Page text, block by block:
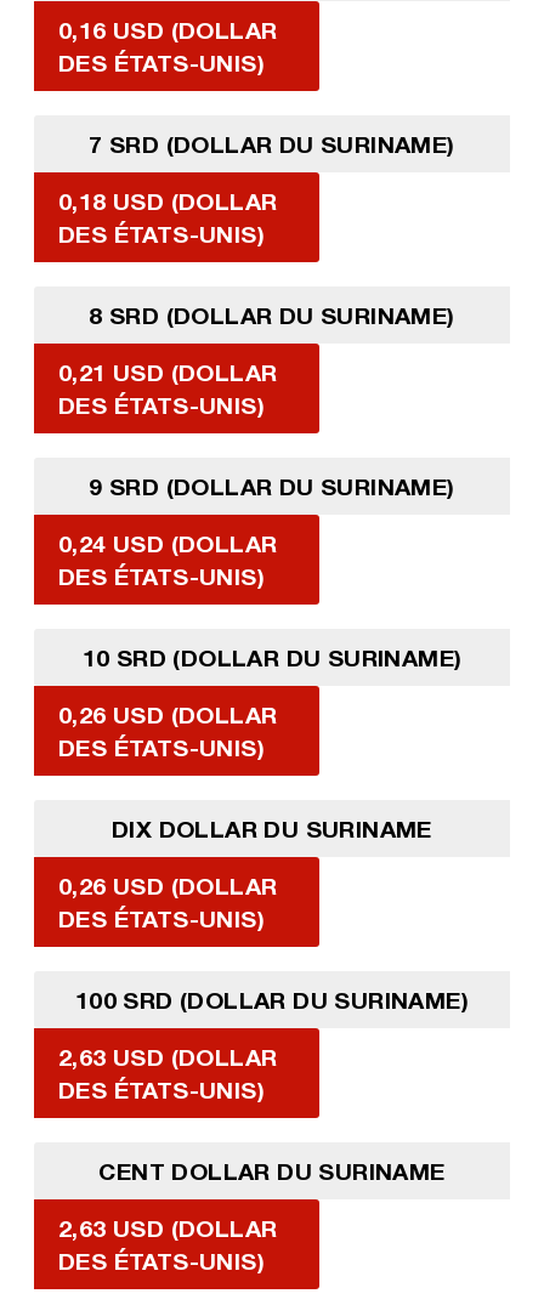
0,16 USD (DOLLAR
DES ÉTATS-UNIS)
7 SRD (DOLLAR DU SURINAME)
0,18 USD (DOLLAR
DES ÉTATS-UNIS)
8 SRD (DOLLAR DU SURINAME)
0,21 USD (DOLLAR
DES ÉTATS-UNIS)
9 SRD (DOLLAR DU SURINAME)
0,24 USD (DOLLAR
DES ÉTATS-UNIS)
10 SRD (DOLLAR DU SURINAME)
0,26 USD (DOLLAR
DES ÉTATS-UNIS)
DIX DOLLAR DU SURINAME
0,26 USD (DOLLAR
DES ÉTATS-UNIS)
100 SRD (DOLLAR DU SURINAME)
2,63 USD (DOLLAR
DES ÉTATS-UNIS)
CENT DOLLAR DU SURINAME
2,63 USD (DOLLAR
DES ÉTATS-UNIS)